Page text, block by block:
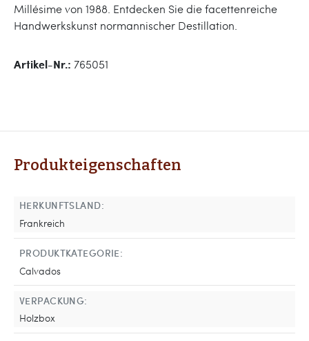
Millésime von 1988. Entdecken Sie die facettenreiche
Handwerkskunst normannischer Destillation.
Artikel-Nr.: 765051
Produkteigenschaften
HERKUNFTSLAND:
Frankreich
PRODUKTKATEGORIE:
Calvados
VERPACKUNG:
Holzbox